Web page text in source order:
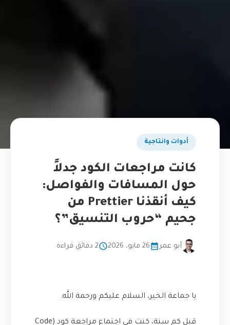
أدوات وانتاجية
كانت مراجعات الكود جدلاً
حول المسافات والفواصل:
كيف أنقذنا Prettier من
جحيم “حروب التنسيق”؟
أبو عمر 26 مايو، 2026 2 دقائق قراءة
يا جماعة الخير، السلام عليكم ورحمة الله.
قبل كم سنة، كنت في اجتماع مراجعة كود (Code